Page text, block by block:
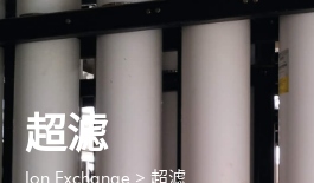
超滤
Ion Exchange > 超滤